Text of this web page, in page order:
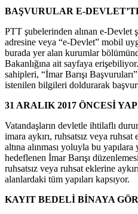
BAŞVURULAR E-
PTT şubelerinden alınan e-
adresine veya “e-Devlet” mobil
burada yer alan kurumlar
Bakanlığına ait sayfaya
sahipleri, “İmar Barışı
istenilen bilgileri doldurarak
31 ARALIK 2017 ÖNCESİ
Vatandaşların devletle ihtilaflı
imara aykırı, ruhsatsız veya ruhsat
altına alınması yoluyla bu yapılara
hedeflenen İmar Barışı
ruhsatsız veya ruhsat eklerine
alanlardaki tüm yapıları kapsıyor.
KAYIT BEDELİ BİNAYA